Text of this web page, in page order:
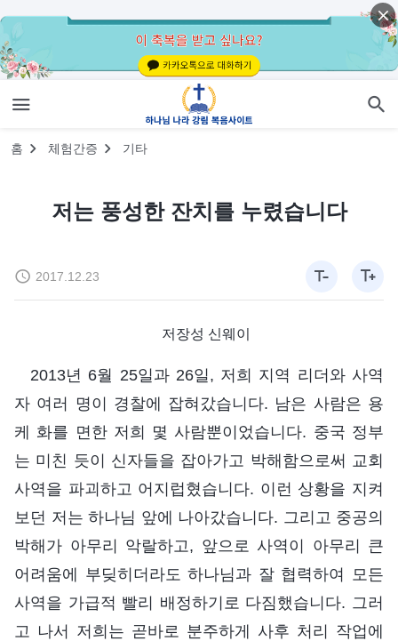
홈 체험간증 기타
저는 풍성한 잔치를 누렸습니다
2017.12.23
저장성 신웨이
2013년 6월 25일과 26일, 저희 지역 리더와 사역
자 여러 명이 경찰에 잡혀갔습니다. 남은 사람은 용
케 화를 면한 저희 몇 사람뿐이었습니다. 중국 정부
는 미친 듯이 신자들을 잡아가고 박해함으로써 교회
사역을 파괴하고 어지럽혔습니다. 이런 상황을 지켜
보던 저는 하나님 앞에 나아갔습니다. 그리고 중공의
박해가 아무리 악랄하고, 앞으로 사역이 아무리 큰
어려움에 부딪히더라도 하나님과 잘 협력하여 모든
사역을 가급적 빨리 배정하기로 다짐했습니다. 그러
고 나서 저희는 곧바로 분주하게 사후 처리 작업에